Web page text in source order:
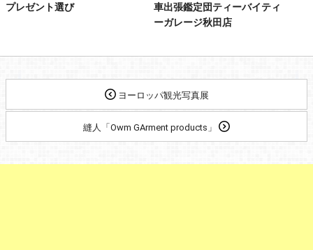
プレゼント選び
車出張鑑定団ティーバイティ
ーガレージ秋田店
ヨーロッパ観光写真展
縫人「Owm GArment products」